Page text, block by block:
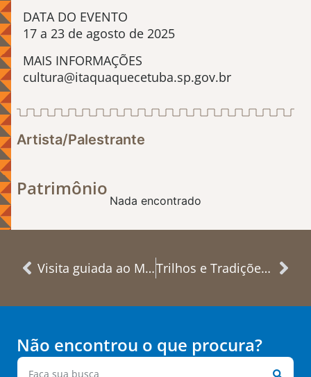
DATA DO EVENTO
17 a 23 de agosto de 2025
MAIS INFORMAÇÕES
cultura@itaquaquecetuba.sp.gov.br
Artista/Palestrante
Patrimônio
Nada encontrado
Visita guiada ao Museu Ferroviário de Itapetininga Trilhos e Tradições de Hortolândia – Exposição fotográfica com visita guiada
Não encontrou o que procura?